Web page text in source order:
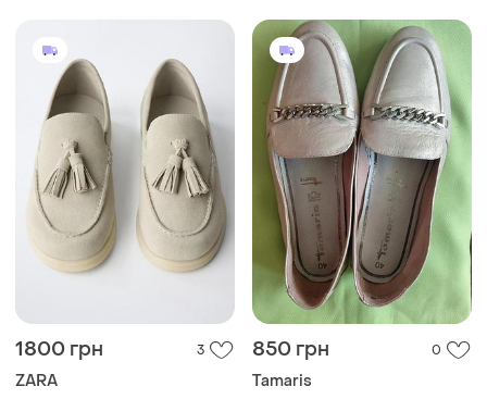
1800 грн 3
ZARA
850 грн 0
Tamaris